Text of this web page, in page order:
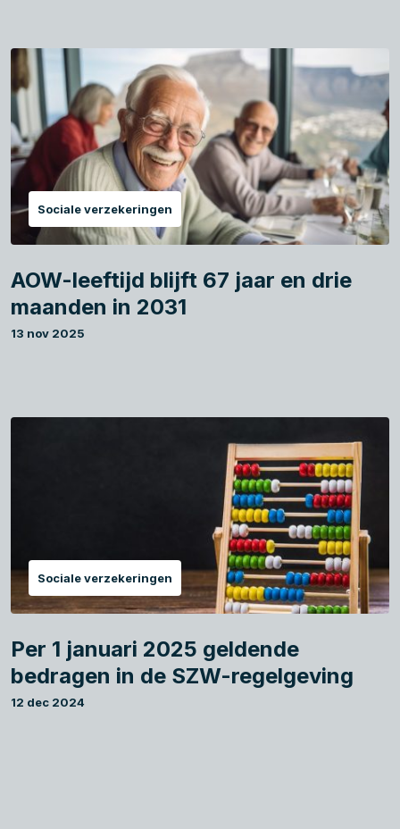
Sociale verzekeringen
AOW-leeftijd blijft 67 jaar en drie
maanden in 2031
13 nov 2025
Sociale verzekeringen
Per 1 januari 2025 geldende
bedragen in de SZW-regelgeving
12 dec 2024